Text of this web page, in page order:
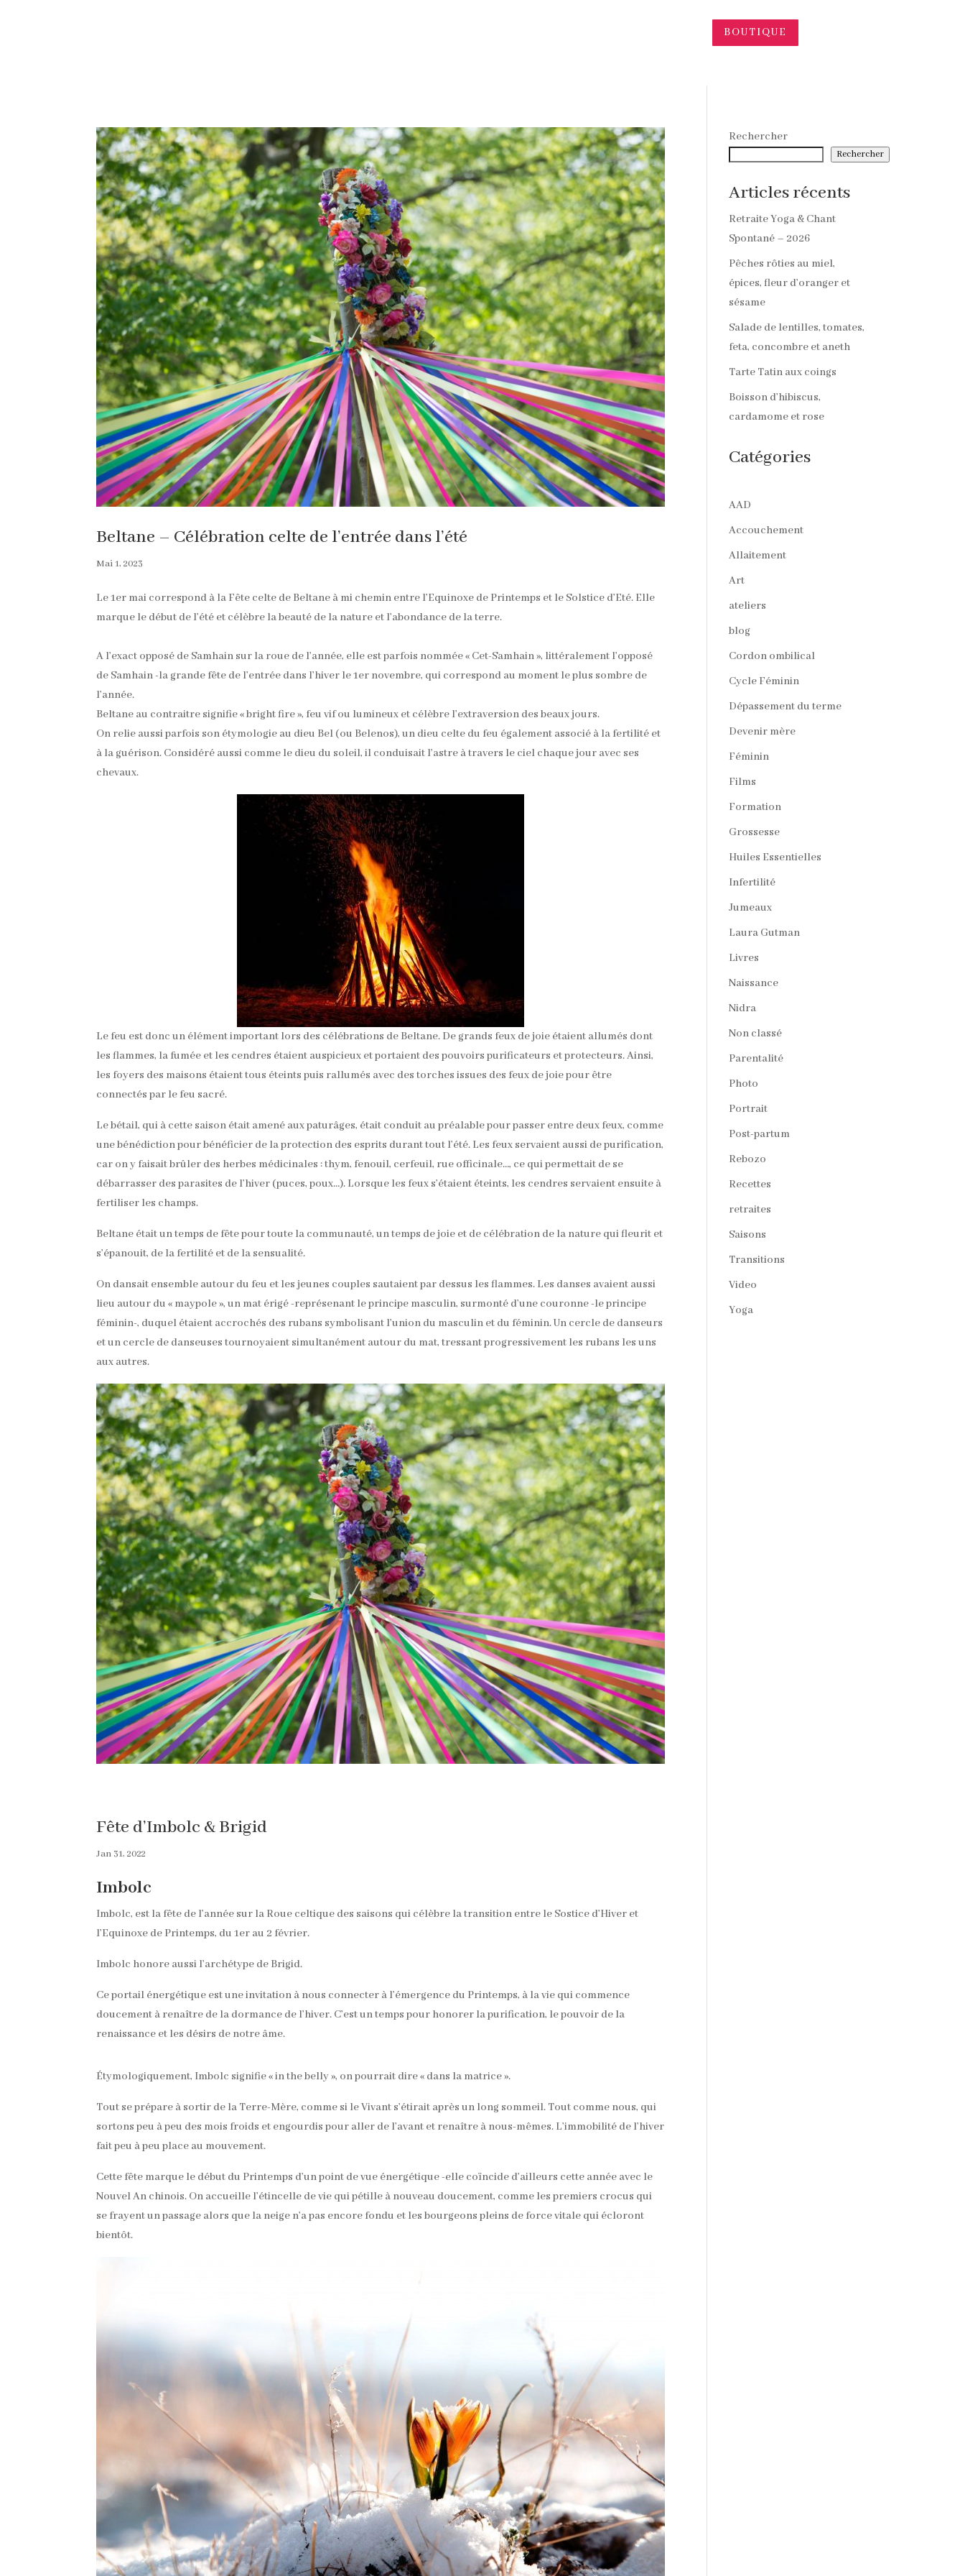
BOUTIQUE
Beltane – Célébration celte de l’entrée dans l’été
Mai 1, 2023
Le 1er mai correspond à la Fête celte de Beltane à mi chemin entre l’Equinoxe de Printemps et le Solstice d’Eté. Elle
marque le début de l’été et célèbre la beauté de la nature et l’abondance de la terre.
A l’exact opposé de Samhain sur la roue de l’année, elle est parfois nommée « Cet-Samhain », littéralement l’opposé
de Samhain -la grande fête de l’entrée dans l’hiver le 1er novembre, qui correspond au moment le plus sombre de
l’année.
Beltane au contraitre signifie « bright fire », feu vif ou lumineux et célèbre l’extraversion des beaux jours.
On relie aussi parfois son étymologie au dieu Bel (ou Belenos), un dieu celte du feu également associé à la fertilité et
à la guérison. Considéré aussi comme le dieu du soleil, il conduisait l’astre à travers le ciel chaque jour avec ses
chevaux.
Le feu est donc un élément important lors des célébrations de Beltane. De grands feux de joie étaient allumés dont
les flammes, la fumée et les cendres étaient auspicieux et portaient des pouvoirs purificateurs et protecteurs. Ainsi,
les foyers des maisons étaient tous éteints puis rallumés avec des torches issues des feux de joie pour être
connectés par le feu sacré.
Le bétail, qui à cette saison était amené aux paturâges, était conduit au préalable pour passer entre deux feux, comme
une bénédiction pour bénéficier de la protection des esprits durant tout l’été. Les feux servaient aussi de purification,
car on y faisait brûler des herbes médicinales : thym, fenouil, cerfeuil, rue officinale…, ce qui permettait de se
débarrasser des parasites de l’hiver (puces, poux…). Lorsque les feux s’étaient éteints, les cendres servaient ensuite à
fertiliser les champs.
Beltane était un temps de fête pour toute la communauté, un temps de joie et de célébration de la nature qui fleurit et
s’épanouit, de la fertilité et de la sensualité.
On dansait ensemble autour du feu et les jeunes couples sautaient par dessus les flammes. Les danses avaient aussi
lieu autour du « maypole », un mat érigé -représenant le principe masculin, surmonté d’une couronne -le principe
féminin-, duquel étaient accrochés des rubans symbolisant l’union du masculin et du féminin. Un cercle de danseurs
et un cercle de danseuses tournoyaient simultanément autour du mat, tressant progressivement les rubans les uns
aux autres.
Fête d’Imbolc & Brigid
Jan 31, 2022
Imbolc
Imbolc, est la fête de l’année sur la Roue celtique des saisons qui célèbre la transition entre le Sostice d’Hiver et
l’Equinoxe de Printemps, du 1er au 2 février.
Imbolc honore aussi l’archétype de Brigid.
Ce portail énergétique est une invitation à nous connecter à l’émergence du Printemps, à la vie qui commence
doucement à renaître de la dormance de l’hiver. C’est un temps pour honorer la purification, le pouvoir de la
renaissance et les désirs de notre âme.
Étymologiquement, Imbolc signifie « in the belly », on pourrait dire « dans la matrice ».
Tout se prépare à sortir de la Terre-Mère, comme si le Vivant s’étirait après un long sommeil. Tout comme nous, qui
sortons peu à peu des mois froids et engourdis pour aller de l’avant et renaître à nous-mêmes. L’immobilité de l’hiver
fait peu à peu place au mouvement.
Cette fête marque le début du Printemps d’un point de vue énergétique -elle coïncide d’ailleurs cette année avec le
Nouvel An chinois. On accueille l’étincelle de vie qui pétille à nouveau doucement, comme les premiers crocus qui
se frayent un passage alors que la neige n’a pas encore fondu et les bourgeons pleins de force vitale qui écloront
bientôt.
Rechercher
Rechercher
Articles récents
Retraite Yoga & Chant
Spontané – 2026
Pêches rôties au miel,
épices, fleur d’oranger et
sésame
Salade de lentilles, tomates,
feta, concombre et aneth
Tarte Tatin aux coings
Boisson d’hibiscus,
cardamome et rose
Catégories
AAD
Accouchement
Allaitement
Art
ateliers
blog
Cordon ombilical
Cycle Féminin
Dépassement du terme
Devenir mère
Féminin
Films
Formation
Grossesse
Huiles Essentielles
Infertilité
Jumeaux
Laura Gutman
Livres
Naissance
Nidra
Non classé
Parentalité
Photo
Portrait
Post-partum
Rebozo
Recettes
retraites
Saisons
Transitions
Video
Yoga